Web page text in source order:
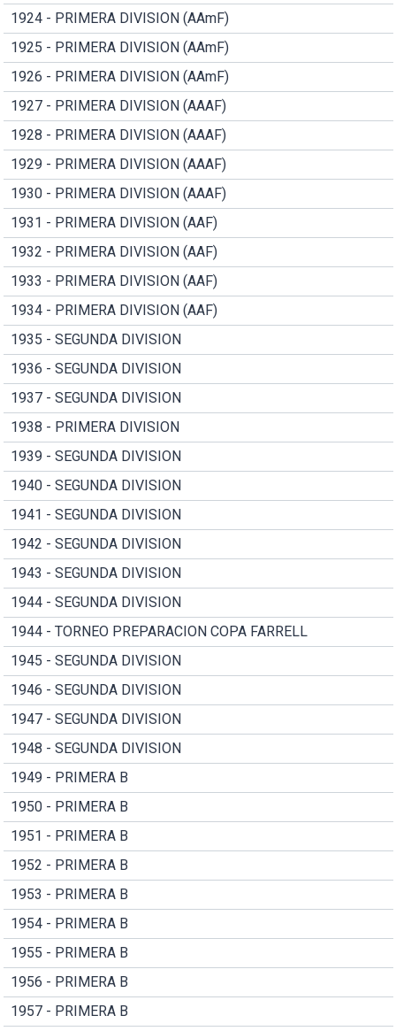
1924 - PRIMERA DIVISION (AAmF)
1925 - PRIMERA DIVISION (AAmF)
1926 - PRIMERA DIVISION (AAmF)
1927 - PRIMERA DIVISION (AAAF)
1928 - PRIMERA DIVISION (AAAF)
1929 - PRIMERA DIVISION (AAAF)
1930 - PRIMERA DIVISION (AAAF)
1931 - PRIMERA DIVISION (AAF)
1932 - PRIMERA DIVISION (AAF)
1933 - PRIMERA DIVISION (AAF)
1934 - PRIMERA DIVISION (AAF)
1935 - SEGUNDA DIVISION
1936 - SEGUNDA DIVISION
1937 - SEGUNDA DIVISION
1938 - PRIMERA DIVISION
1939 - SEGUNDA DIVISION
1940 - SEGUNDA DIVISION
1941 - SEGUNDA DIVISION
1942 - SEGUNDA DIVISION
1943 - SEGUNDA DIVISION
1944 - SEGUNDA DIVISION
1944 - TORNEO PREPARACION COPA FARRELL
1945 - SEGUNDA DIVISION
1946 - SEGUNDA DIVISION
1947 - SEGUNDA DIVISION
1948 - SEGUNDA DIVISION
1949 - PRIMERA B
1950 - PRIMERA B
1951 - PRIMERA B
1952 - PRIMERA B
1953 - PRIMERA B
1954 - PRIMERA B
1955 - PRIMERA B
1956 - PRIMERA B
1957 - PRIMERA B